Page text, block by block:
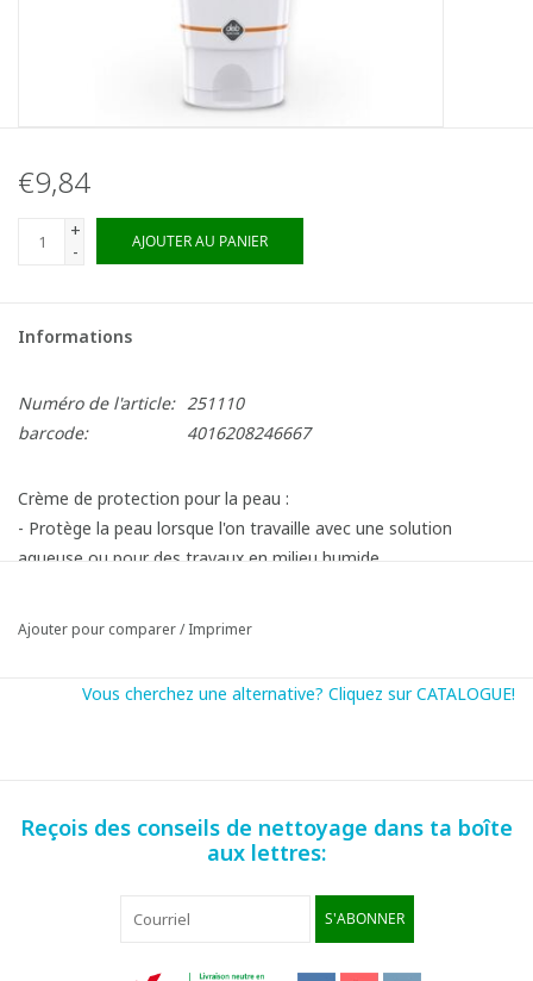
€9,84
+
-
AJOUTER AU PANIER
Informations
Numéro de l'article: 251110
barcode:
4016208246667
Crème de protection pour la peau :
- Protège la peau lorsque l'on travaille avec une solution
aqueuse ou pour des travaux en milieu humide.
- Présente un effet réparateur.
- ± 100 dosages
Fiche produit
Ajouter pour comparer/Imprimer
Vous cherchez une alternative? Cliquez sur CATALOGUE!
Reçois des conseils de nettoyage dans ta boîte
aux lettres:
S'ABONNER